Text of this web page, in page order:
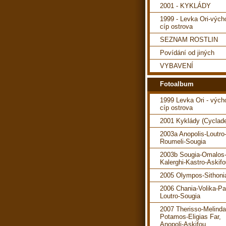
2001 - KYKLÁDY
1999 - Levka Ori-
cíp ostrova
SEZNAM ROSTLIN
Povídání od jiných
VYBAVENÍ
Fotoalbum
1999 Levka Ori -
cíp ostrova
2001 Kyklády
2003a Anopolis-
Roumeli-Sougia
2003b Sougia-Omalos-
Kalerghi-Kastro-
2005 Olympos-
2006 Chania-Volika-
Loutro-Sougia
2007 Therisso-
Potamos-Eligias Far,
Anopoli-Askifou